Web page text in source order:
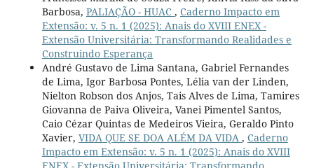
Barbosa, PALIAÇÃO - HUAC , Caderno Impacto em
Extensão: v. 5 n. 1 (2025): Anais do XVIII ENEX -
Extensão Universitária: Transformando Realidades e
Construindo Esperança
André Gustavo de Lima Santana, Gabriel Fernandes
de Lima, Igor Barbosa Pontes, Lélia van der Linden,
Nielton Robson dos Anjos, Tais Alves de Lima, Tamires
Giovanna de Paiva Oliveira, Vanei Pimentel Santos,
Caio Cézar Quintas de Medeiros Vieira, Geraldo Pinto
Xavier, VIDA QUE SE DOA ALÉM DA VIDA , Caderno
Impacto em Extensão: v. 5 n. 1 (2025): Anais do XVIII